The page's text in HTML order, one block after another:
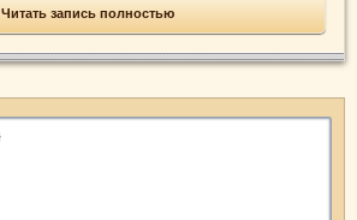
Читать запись полностью